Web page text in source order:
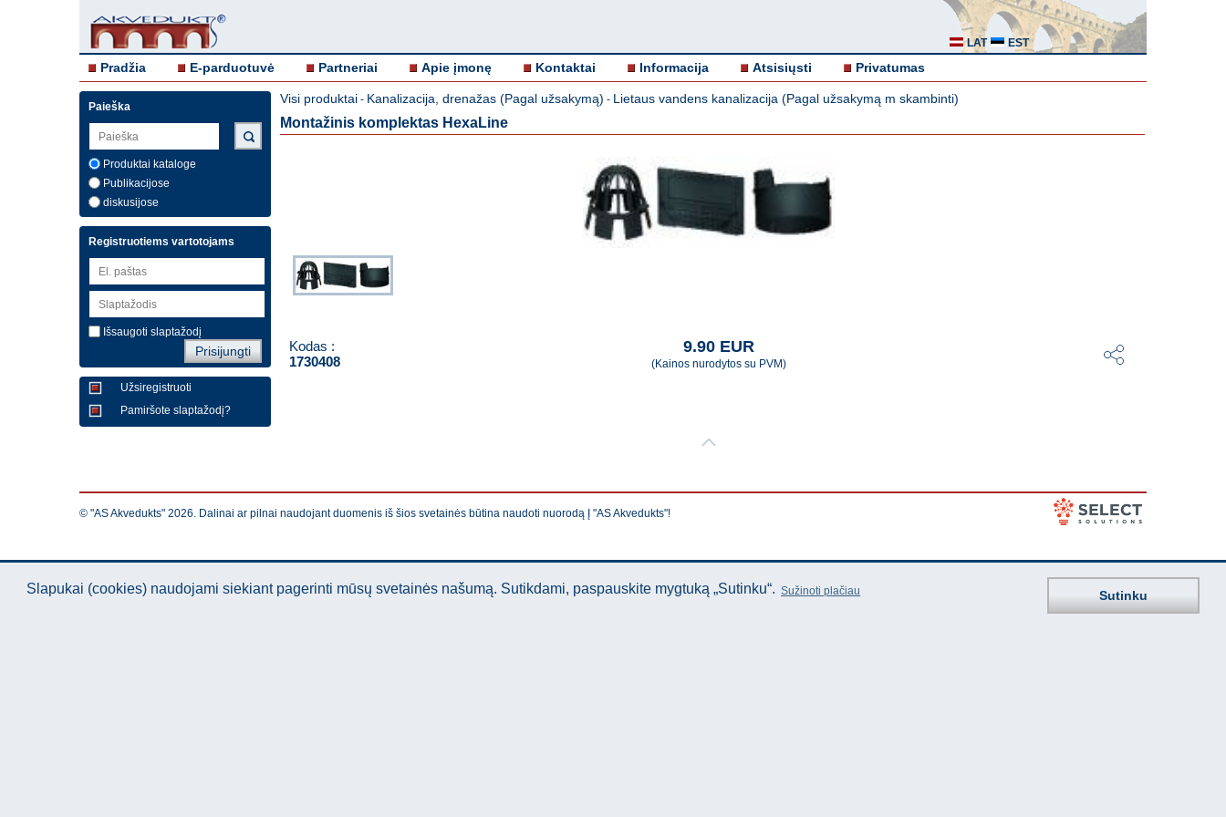
LAT EST
Pradžia E-parduotuvė Partneriai Apie įmonę Kontaktai Informacija Atsisiųsti Privatumas
Paieška
Produktai kataloge
Publikacijose
diskusijose
Registruotiems vartotojams
Išsaugoti slaptažodį
Užsiregistruoti
Pamiršote slaptažodį?
Visi produktai - Kanalizacija, drenažas (Pagal užsakymą) - Lietaus vandens kanalizacija (Pagal užsakymą m skambinti)
Montažinis komplektas HexaLine
Kodas :
1730408
9.90 EUR
(Kainos nurodytos su PVM)
© "AS Akvedukts" 2026. Dalinai ar pilnai naudojant duomenis iš šios svetainės būtina naudoti nuorodą Į "AS Akvedukts"!
Slapukai (cookies) naudojami siekiant pagerinti mūsų svetainės našumą. Sutikdami, paspauskite mygtuką „Sutinku“. Sužinoti plačiau Sutinku